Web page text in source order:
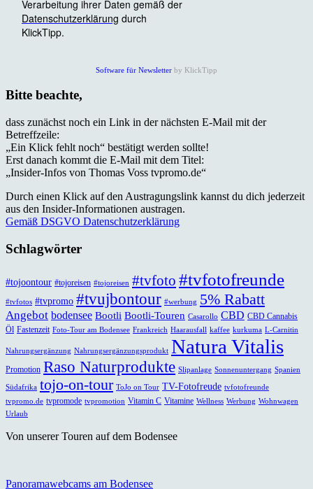
Software für Newsletter by KlickTipp
Bitte beachte,
dass zunächst noch ein Link in der nächsten E-Mail mit der
Betreffzeile:
„Ein Klick fehlt noch“ bestätigt werden sollte!
Erst danach kommt die E-Mail mit dem Titel:
„Insider-Infos von Thomas Voss tvpromo.de“
Durch einen Klick auf den Austragungslink kannst du dich jederzeit
aus den Insider-Informationen austragen.
Gemäß DSGVO Datenschutzerklärung
Schlagwörter
#tojoontour #tojoreisen #tojoreisen #tvfoto #tvfotofreunde
#tvfotos #tvpromo #tvujbontour #werbung 5% Rabatt
Angebot bodensee Bootli Bootli-Touren Casarollo CBD CBD Cannabis
Öl Fastenzeit Foto-Tour am Bodensee Frankreich Haarausfall kaffee kurkuma L-Carnitin
Nahrungsergänzung Nahrungsergänzungsprodukt Natura Vitalis
Promotion Raso Naturprodukte Slipanlage Sonnenuntergang Spanien
Südafrika tojo-on-tour ToJo on Tour TV-Fotofreude tvfotofreunde
tvpromo.de tvpromode tvpromotion Vitamin C Vitamine Wellness Werbung Wohnwagen
Urlaub
Von unserer Touren auf dem Bodensee
Panoramawebcams am Bodensee